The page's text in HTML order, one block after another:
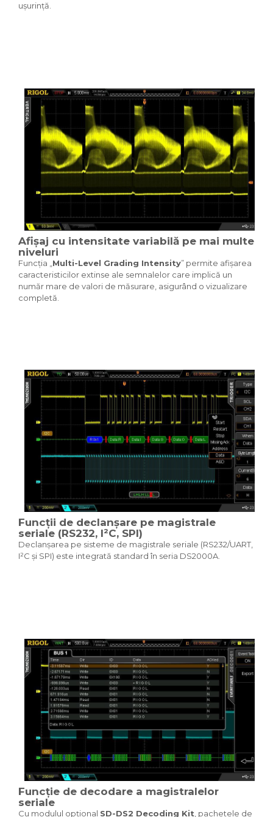
ușurință.
Afișaj cu intensitate variabilă pe mai multe
niveluri
Funcția „ Multi-Level Grading Intensity” permite afișarea
caracteristicilor extinse ale semnalelor care implică un
număr mare de valori de măsurare, asigurând o vizualizare
completă.
Funcții de declanșare pe magistrale
seriale (RS232, I²C, SPI)
Declanșarea pe sisteme de magistrale seriale (RS232/UART,
I²C și SPI) este integrată standard în seria DS2000A.
Funcție de decodare a magistralelor
seriale
Cu modulul opțional SD-DS2 Decoding Kit , pachetele de